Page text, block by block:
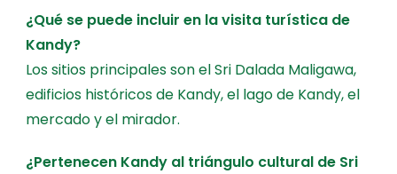
¿Qué se puede incluir en la visita turística de
Kandy?
Los sitios principales son el Sri Dalada Maligawa,
edificios históricos de Kandy, el lago de Kandy, el
mercado y el mirador.
¿Pertenecen Kandy al triángulo cultural de Sri